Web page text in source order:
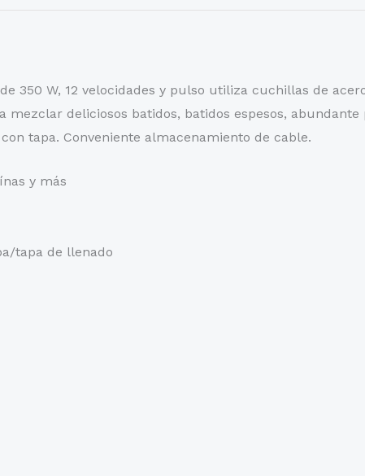
350 W, 12 velocidades y pulso utiliza cuchillas de
mezclar deliciosos batidos, batidos espesos,
tapa. Conveniente almacenamiento de cable.
y más
tapa de llenado